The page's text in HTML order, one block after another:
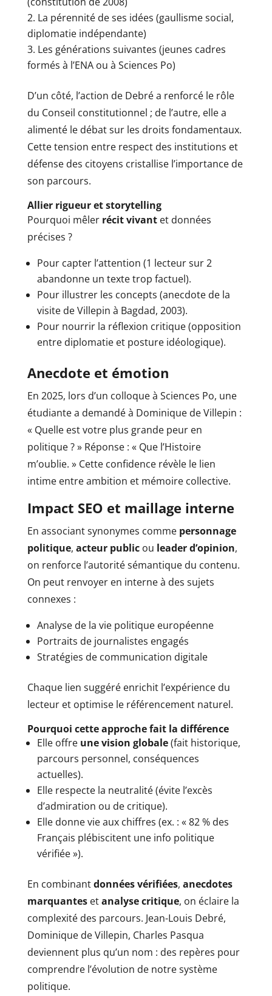
La pérennité de ses idées (gaullisme social,
diplomatie indépendante)
Les générations suivantes (jeunes cadres
formés à l’ENA ou à Sciences Po)
D’un côté, l’action de Debré a renforcé le rôle
du Conseil constitutionnel ; de l’autre, elle a
alimenté le débat sur les droits fondamentaux.
Cette tension entre respect des institutions et
défense des citoyens cristallise l’importance de
son parcours.
Allier rigueur et storytelling
Pourquoi mêler récit vivantet données
précises ?
Pour capter l’attention (1 lecteur sur 2
abandonne un texte trop factuel).
Pour illustrer les concepts (anecdote de la
visite de Villepin à Bagdad, 2003).
Pour nourrir la réflexion critique (opposition
entre diplomatie et posture idéologique).
Anecdote et émotion
En 2025, lors d’un colloque à Sciences Po, une
étudiante a demandé à Dominique de Villepin :
« Quelle est votre plus grande peur en
politique ? » Réponse : « Que l’Histoire
m’oublie. » Cette confidence révèle le lien
intime entre ambition et mémoire collective.
Impact SEO et maillage interne
En associant synonymes comme personnage
politique, acteur publicou leader d’opinion,
on renforce l’autorité sémantique du contenu.
On peut renvoyer en interne à des sujets
connexes :
Analyse de la vie politique européenne
Portraits de journalistes engagés
Stratégies de communication digitale
Chaque lien suggéré enrichit l’expérience du
lecteur et optimise le référencement naturel.
Pourquoi cette approche fait la différence
Elle offre une vision globale(fait historique,
parcours personnel, conséquences
actuelles).
Elle respecte la neutralité (évite l’excès
d’admiration ou de critique).
Elle donne vie aux chiffres (ex. : « 82 % des
Français plébiscitent une info politique
vérifiée »).
En combinantdonnées vérifiées, anecdotes
marquantesetanalyse critique, on éclaire la
complexité des parcours. Jean-Louis Debré,
Dominique de Villepin, Charles Pasqua
deviennent plus qu’un nom : des repères pour
comprendre l’évolution de notre système
politique.